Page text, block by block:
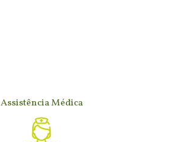
Assistência Médica